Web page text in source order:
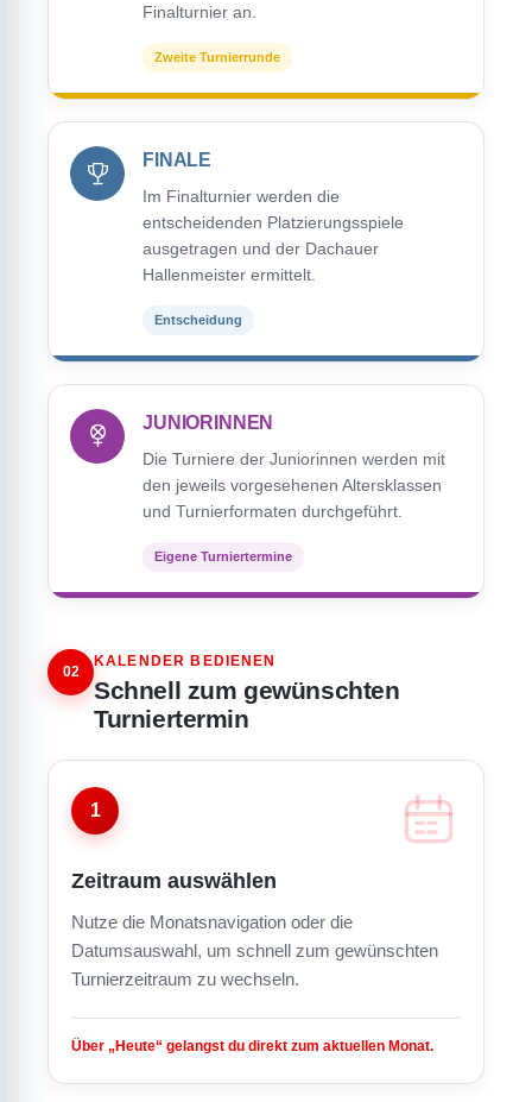
Finalturnier an.
Zweite Turnierrunde
FINALE
Im Finalturnier werden die
entscheidenden Platzierungsspiele
ausgetragen und der Dachauer
Hallenmeister ermittelt.
Entscheidung
JUNIORINNEN
Die Turniere der Juniorinnen werden mit
den jeweils vorgesehenen Altersklassen
und Turnierformaten durchgeführt.
Eigene Turniertermine
02
KALENDER BEDIENEN
Schnell zum gewünschten
Turniertermin
1
Zeitraum auswählen
Nutze die Monatsnavigation oder die
Datumsauswahl, um schnell zum gewünschten
Turnierzeitraum zu wechseln.
Über „Heute“ gelangst du direkt zum aktuellen Monat.